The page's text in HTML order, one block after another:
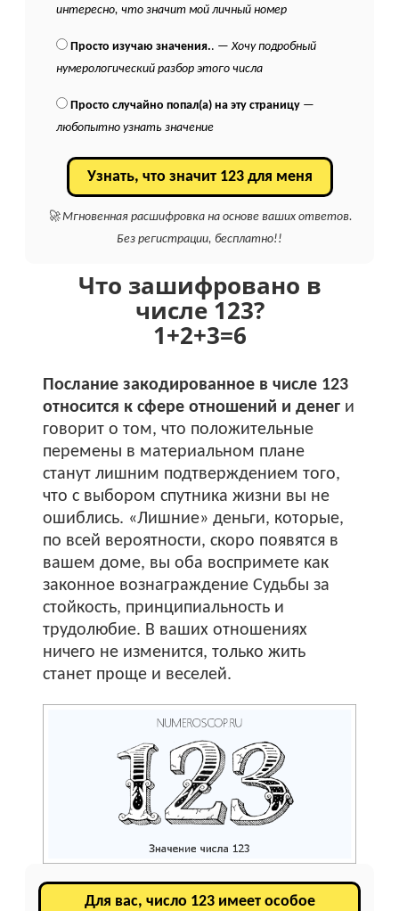
интересно, что значит мой личный номер
Просто изучаю значения.. —Хочу подробный
нумерологический разбор этого числа
Просто случайно попал(а) на эту страницу —
любопытно узнать значение
Узнать, что значит 123 для меня
🚀 Мгновенная расшифровка на основе ваших ответов.
Без регистрации, бесплатно!!
Что зашифровано в
числе 123?
1+2+3=6
Послание закодированное в числе 123
относится к сфере отношений и денег и
говорит о том, что положительные
перемены в материальном плане
станут лишним подтверждением того,
что с выбором спутника жизни вы не
ошиблись. «Лишние» деньги, которые,
по всей вероятности, скоро появятся в
вашем доме, вы оба воспримете как
законное вознаграждение Судьбы за
стойкость, принципиальность и
трудолюбие. В ваших отношениях
ничего не изменится, только жить
станет проще и веселей.
Для вас, число 123 имеет особое